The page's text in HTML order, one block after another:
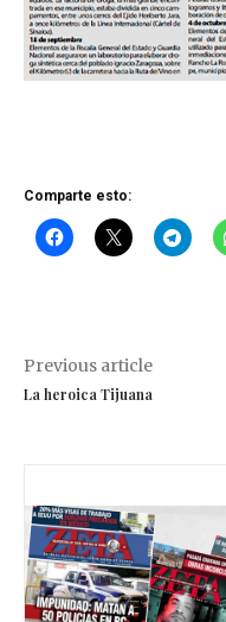
Comparte esto:
Previous article
La heroica Tijuana